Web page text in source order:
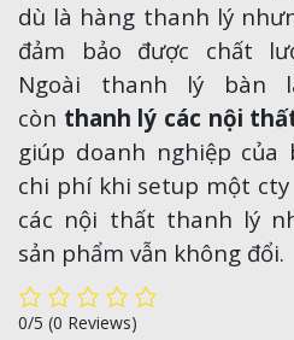
dù là hàng thanh lý
đảm bảo được chất
Ngoài thanh lý bàn
còn thanh lý các nội
giúp doanh nghiệp
chi phí khi setup một
các nội thất thanh lý
sản phẩm vẫn không đổi.
0/5 (0 Reviews)